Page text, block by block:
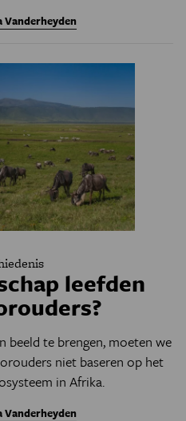
Vanderheyden
leefden
beeld te brengen, moeten we
niet baseren op het
in Afrika.
Vanderheyden